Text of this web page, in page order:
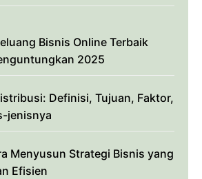
Bisnis Online Terbaik
2025
Definisi, Tujuan, Faktor,
jenisnya
Menyusun Strategi Bisnis yang
Efisien